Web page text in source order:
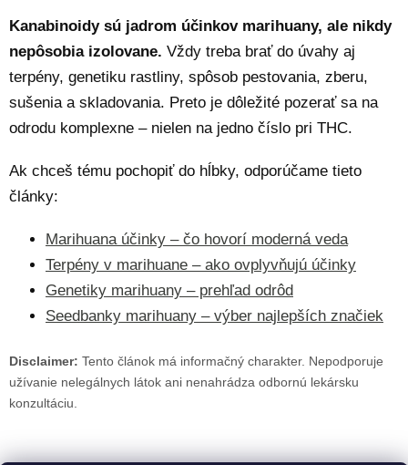
Kanabinoidy sú jadrom účinkov marihuany, ale nikdy
nepôsobia izolovane. Vždy treba brať do úvahy aj
terpény, genetiku rastliny, spôsob pestovania, zberu,
sušenia a skladovania. Preto je dôležité pozerať sa na
odrodu komplexne – nielen na jedno číslo pri THC.
Ak chceš tému pochopiť do hĺbky, odporúčame tieto
články:
Marihuana účinky – čo hovorí moderná veda
Terpény v marihuane – ako ovplyvňujú účinky
Genetiky marihuany – prehľad odrôd
Seedbanky marihuany – výber najlepších značiek
Disclaimer: Tento článok má informačný charakter. Nepodporuje
užívanie nelegálnych látok ani nenahrádza odbornú lekársku
konzultáciu.